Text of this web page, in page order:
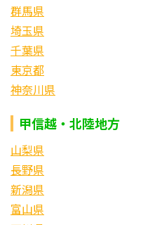
群馬県
埼玉県
千葉県
東京都
神奈川県
甲信越・北陸地方
山梨県
長野県
新潟県
富山県